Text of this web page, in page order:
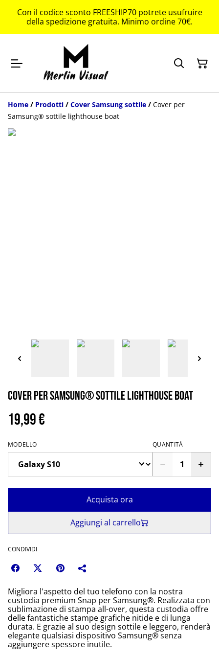
Con il codice sconto FREESHIP70 potrete usufruire
della spedizione gratuita. Minimo ordine 70€.
Home / Prodotti / Cover Samsung sottile / Cover per
Samsung® sottile lighthouse boat
Cover per Samsung® sottile lighthouse boat
19,99 €
MODELLO QUANTITÀ
Acquista ora
Aggiungi al carrello
CONDIVIDI
Migliora l'aspetto del tuo telefono con la nostra
custodia premium Snap per Samsung®. Realizzata con
sublimazione di stampa all-over, questa custodia offre
delle fantastiche stampe grafiche nitide e di lunga
durata. E grazie al suo design sottile e leggero, renderà
elegante qualsiasi dispositivo Samsung® senza
aggiungere spessore inutile.